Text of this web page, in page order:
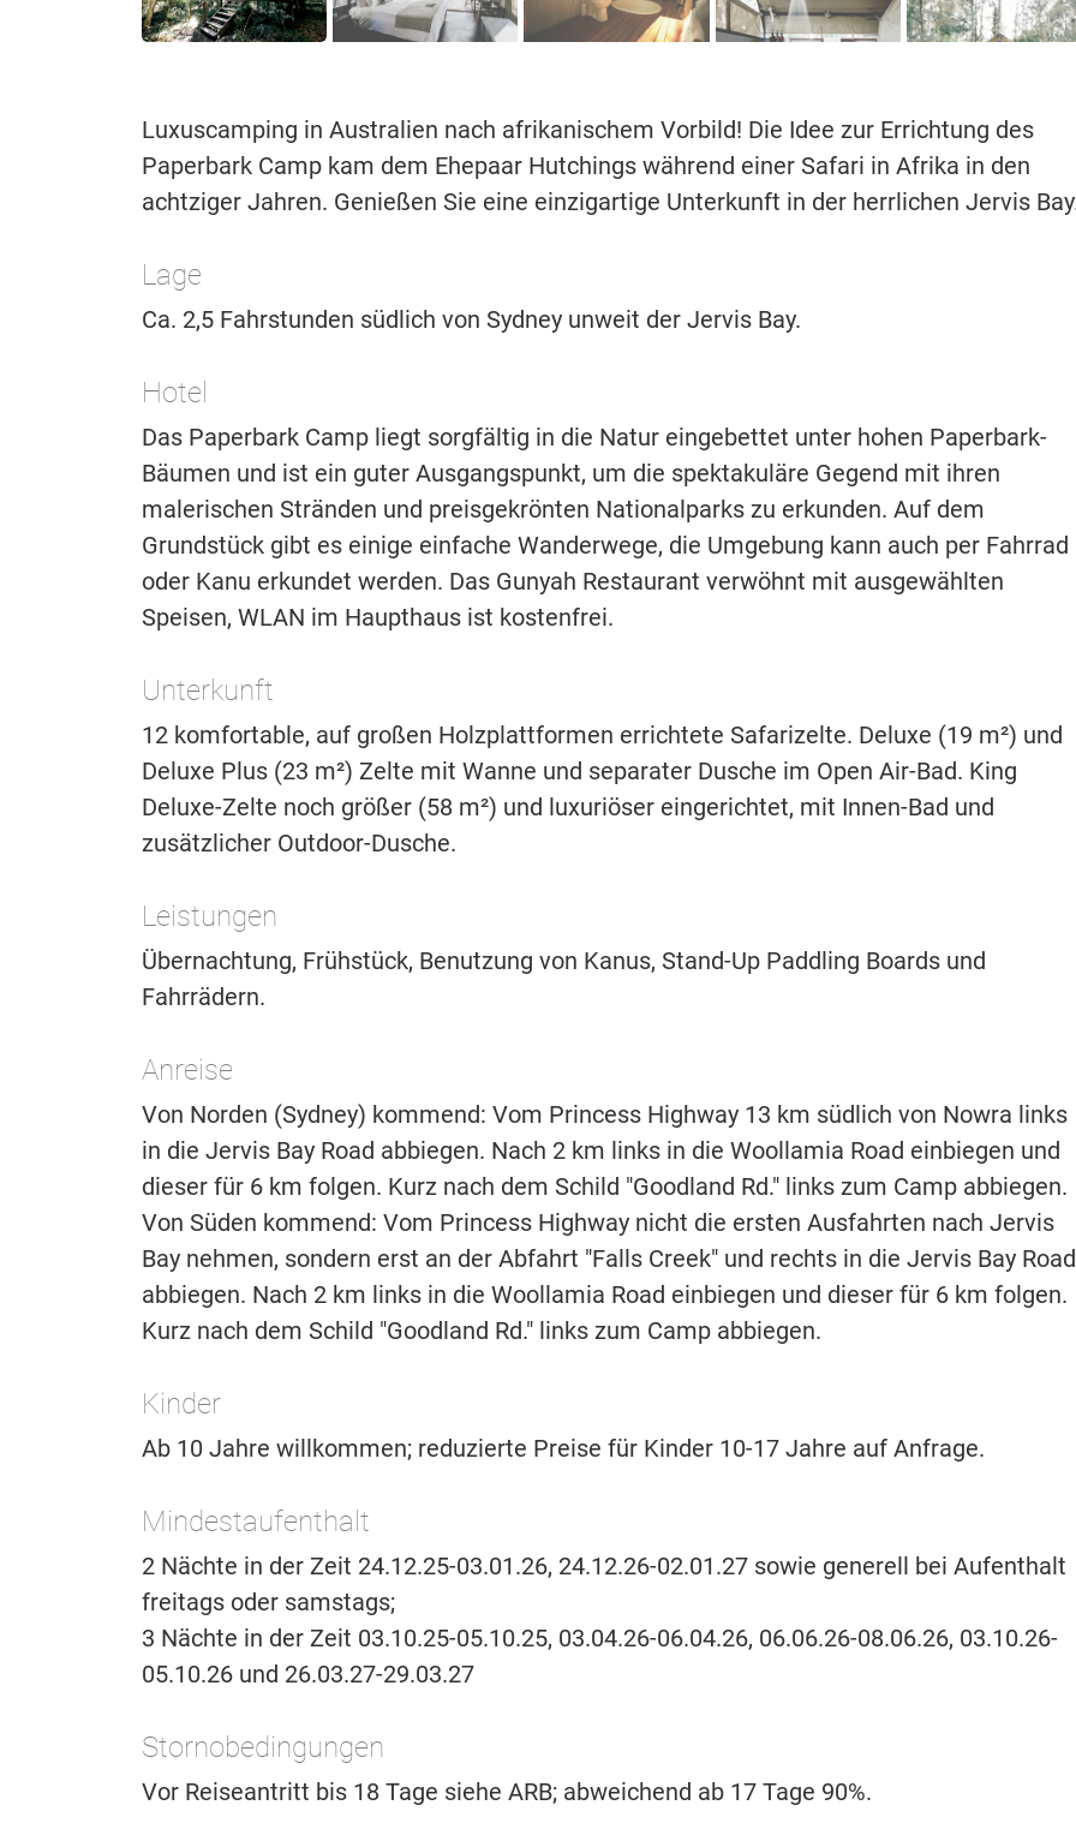
Luxuscamping in Australien nach afrikanischem Vorbild! Die Idee zur Errichtung des
Paperbark Camp kam dem Ehepaar Hutchings während einer Safari in Afrika in den
achtziger Jahren. Genießen Sie eine einzigartige Unterkunft in der herrlichen Jervis
Lage
Ca. 2,5 Fahrstunden südlich von Sydney unweit der Jervis Bay.
Hotel
Das Paperbark Camp liegt sorgfältig in die Natur eingebettet unter hohen Paperbark-
Bäumen und ist ein guter Ausgangspunkt, um die spektakuläre Gegend mit ihren
malerischen Stränden und preisgekrönten Nationalparks zu erkunden. Auf dem
Grundstück gibt es einige einfache Wanderwege, die Umgebung kann auch per Fahrrad
oder Kanu erkundet werden. Das Gunyah Restaurant verwöhnt mit ausgewählten
Speisen, WLAN im Haupthaus ist kostenfrei.
Unterkunft
12 komfortable, auf großen Holzplattformen errichtete Safarizelte. Deluxe (19 m²) und
Deluxe Plus (23 m²) Zelte mit Wanne und separater Dusche im Open Air-Bad. King
Deluxe-Zelte noch größer (58 m²) und luxuriöser eingerichtet, mit Innen-Bad und
zusätzlicher Outdoor-Dusche.
Leistungen
Übernachtung, Frühstück, Benutzung von Kanus, Stand-Up Paddling Boards und
Fahrrädern.
Anreise
Von Norden (Sydney) kommend: Vom Princess Highway 13 km südlich von Nowra links
in die Jervis Bay Road abbiegen. Nach 2 km links in die Woollamia Road einbiegen und
dieser für 6 km folgen. Kurz nach dem Schild "Goodland Rd." links zum Camp abbiegen.
Von Süden kommend: Vom Princess Highway nicht die ersten Ausfahrten nach Jervis
Bay nehmen, sondern erst an der Abfahrt "Falls Creek" und rechts in die Jervis Bay Road
abbiegen. Nach 2 km links in die Woollamia Road einbiegen und dieser für 6 km folgen.
Kurz nach dem Schild "Goodland Rd." links zum Camp abbiegen.
Kinder
Ab 10 Jahre willkommen; reduzierte Preise für Kinder 10-17 Jahre auf Anfrage.
Mindestaufenthalt
2 Nächte in der Zeit 24.12.25-03.01.26, 24.12.26-02.01.27 sowie generell bei Aufenthalt
freitags oder samstags;
3 Nächte in der Zeit 03.10.25-05.10.25, 03.04.26-06.04.26, 06.06.26-08.06.26, 03.10.26-
05.10.26 und 26.03.27-29.03.27
Stornobedingungen
Vor Reiseantritt bis 18 Tage siehe ARB; abweichend ab 17 Tage 90%.